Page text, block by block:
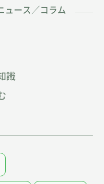
ュース／コラム
識